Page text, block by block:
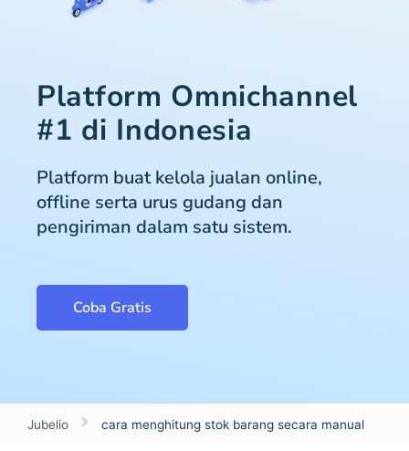
Platform Omnichannel
#1 di Indonesia
Platform buat kelola jualan online,
offline serta urus gudang dan
pengiriman dalam satu sistem.
Coba Gratis
Jubelio cara menghitung stok barang secara manual